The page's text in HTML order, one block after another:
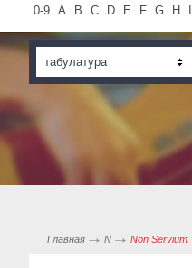
0-9 A B C D E F G H
табулатура
Главная N Non Servium